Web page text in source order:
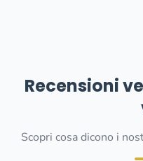
Recensioni
Scopri cosa dicono i